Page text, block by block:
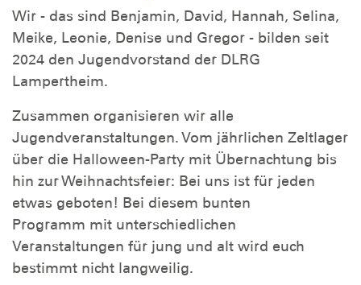
Wir - das sind Benjamin, David, Hannah, Selina,
Meike, Leonie, Denise und Gregor - bilden seit
2024 den Jugendvorstand der DLRG
Lampertheim.
Zusammen organisieren wir alle
Jugendveranstaltungen. Vom jährlichen Zeltlager
über die Halloween-Party mit Übernachtung bis
hin zur Weihnachtsfeier: Bei uns ist für jeden
etwas geboten! Bei diesem bunten
Programm mit unterschiedlichen
Veranstaltungen für jung und alt wird euch
bestimmt nicht langweilig.